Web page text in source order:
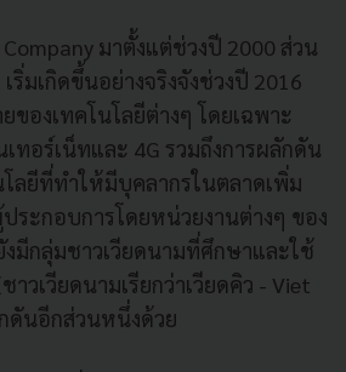
Company มาตั้งแต่ช่วงปี 2000 ส่วน
ริ่มเกิดขึ้นอย่างจริงจังช่วงปี 2016
ของเทคโนโลยีต่างๆ โดยเฉพาะ
ทอร์เน็ทและ 4G รวมถึงการผลักดัน
ลยีที่ทำให้มีบุคลากรในตลาดเพิ่ม
ระกอบการโดยหน่วยงานต่างๆ ของ
มีกลุ่มชาวเวียดนามที่ศึกษาและใช้
าวเวียดนามเรียกว่าเวียดคิว - Viet
ดันอีกส่วนหนึ่งด้วย